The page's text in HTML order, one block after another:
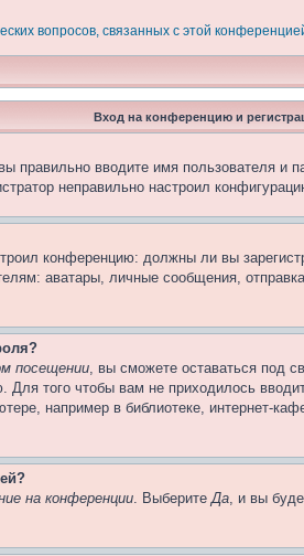
вопросов, связанных с этой
Вход на конференцию и
правильно вводите имя пользователя
неправильно настроил
конференцию: должны ли вы
аватары, личные сообщения,
посещении, вы сможете оставаться под
Для того чтобы вам не приходилось
например в библиотеке, интернет-
на конференции. ВыберитеДа, и вы